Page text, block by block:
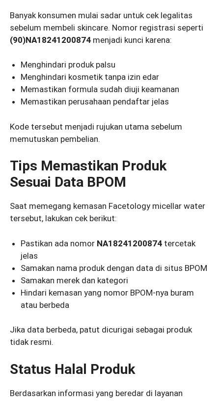
Banyak konsumen mulai sadar untuk cek legalitas
sebelum membeli skincare. Nomor registrasi seperti
(90)NA18241200874 menjadi kunci karena:
Menghindari produk palsu
Menghindari kosmetik tanpa izin edar
Memastikan formula sudah diuji keamanan
Memastikan perusahaan pendaftar jelas
Kode tersebut menjadi rujukan utama sebelum
memutuskan pembelian.
Tips Memastikan Produk
Sesuai Data BPOM
Saat memegang kemasan Facetology micellar water
tersebut, lakukan cek berikut:
Pastikan ada nomor NA18241200874 tercetak
jelas
Samakan nama produk dengan data di situs BPOM
Samakan merek dan kategori
Hindari kemasan yang nomor BPOM-nya buram
atau berbeda
Jika data berbeda, patut dicurigai sebagai produk
tidak resmi.
Status Halal Produk
Berdasarkan informasi yang beredar di layanan